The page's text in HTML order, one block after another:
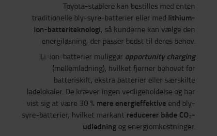
Toyota-stablere kan bestilles med enten
traditionelle bly-syre-batterier eller med lithium-
ion-batteriteknologi, så kunderne kan vælge den
energiløsning, der passer bedst til deres behov.
Li-ion-batterier muliggør opportunity charging
(mellemladning), hvilket fjerner behovet for
batteriskift, ekstra batterier eller særskilte
ladelokaler. De kræver ingen vedligeholdelse og har
vist sig at være 30 % mere energieffektive end bly-
syre-batterier, hvilket markant reducerer både CO₂-
udledning og energiomkostninger.